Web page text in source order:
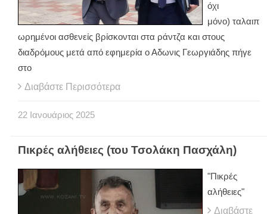
όχι
μόνο) ταλαιπ
ωρημένοι ασθενείς βρίσκονται στα ράντζα και στους
διαδρόμους μετά από εφημερία ο Αδωνις Γεωργιάδης πήγε
στο
Διαβάστε Περισσότερα
22 Ιανουάριος 2025
Πικρές αλήθειες (του Τσολάκη Πασχάλη)
"Πικρές
αλήθειες"
Διαβάστε